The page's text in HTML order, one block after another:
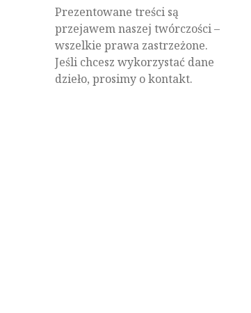
Prezentowane treści są
przejawem naszej twórczości –
wszelkie prawa zastrzeżone.
Jeśli chcesz wykorzystać dane
dzieło, prosimy o kontakt.